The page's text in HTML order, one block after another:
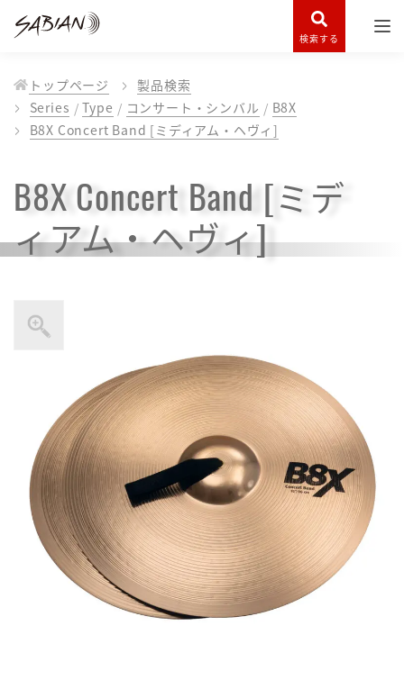
検索する
トップページ
製品検索
Series
Type コンサート・シンバル
B8X
B8X Concert Band [ミディアム・ヘヴィ]
B8X Concert Band [ミデ
ィアム・ヘヴィ]